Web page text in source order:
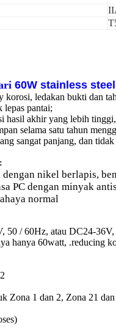
60W stainless
korosi, ledakan bukti dan
lepas pantai;
hasil akhir yang lebih
selama satu tahun
sangat panjang, dan
dengan nikel berlapis,
PC dengan minyak
normal
50 / 60Hz, atau DC24-36V,
hanya 60watt, .reducing
Zona 1 dan 2, Zona 21